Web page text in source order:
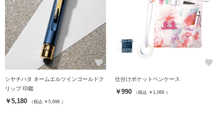
favorite
シヤチハタ ネームエルツインゴールドク
リップ 印鑑
￥5,180 （税込 ￥5,698 ）
favorite
仕分けポケットペンケース
￥990 （税込 ￥1,089 ）